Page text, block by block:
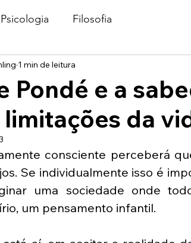
Psicologia Filosofia
Pondé e a
da
1 min de leitura
consciente perceberá
Se individualmente isso é
uma sociedade onde
um pensamento infantil.